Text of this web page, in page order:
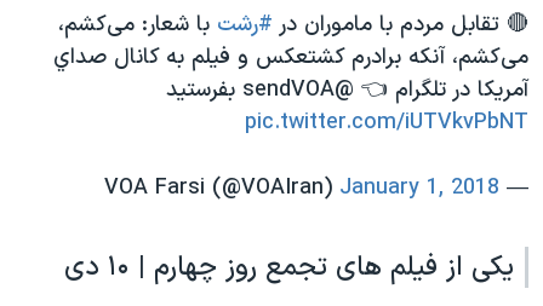
🔴 تقابل مردم با ماموران در #رشت با شعار: می‌کشم،
می‌کشم، آنکه برادرم کشتعکس و فیلم به كانال صداي
آمريكا در تلگرام 👈 @sendVOA بفرستید
pic.twitter.com/iUTVkvPbNT
— VOA Farsi (@VOAIran)
January 1, 2018
یکی از فیلم های تجمع روز چهارم | ۱۰ دی